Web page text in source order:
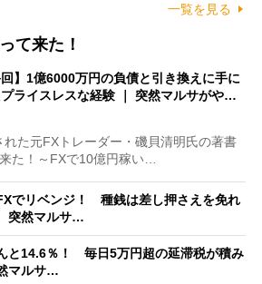
一覧を見る
て来た！
回】1億6000万円の負債と引き換えに手に
プライスレスな経験 ｜ 突然マルサがや…
た元FXトレーダー・磯貝清明氏の著書
た！～FXで10億円稼い…
でリベンジ！ 種銭は差し押さえを免れ
突然マルサ…
と14.6％！ 毎日5万円超の延滞税が積み
マルサ…